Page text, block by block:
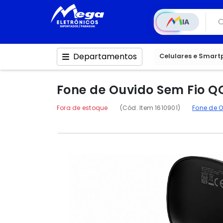
IA
Departamentos Celulares e
Fone de Ouvido Sem Fio
Fora de estoque (Cód. Item 1610901) Fone de